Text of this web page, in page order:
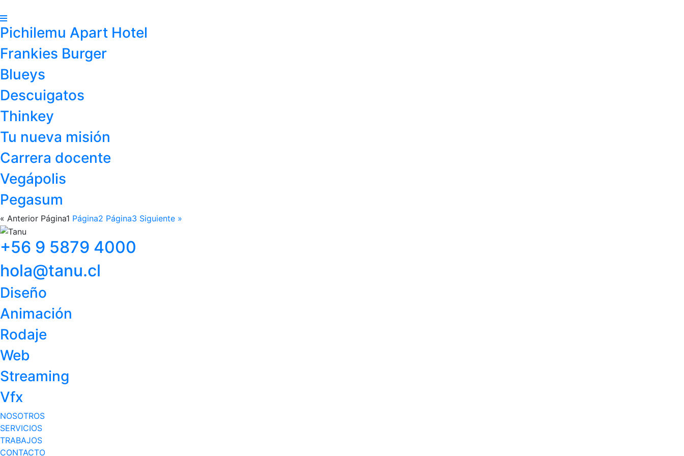
Pichilemu Apart Hotel
Frankies Burger
Blueys
Descuigatos
Thinkey
Tu nueva misión
Carrera docente
Vegápolis
Pegasum
« Anterior Página1 Página2 Página3 Siguiente »
+56 9 5879 4000
hola@tanu.cl
Diseño
Animación
Rodaje
Web
Streaming
Vfx
NOSOTROS
SERVICIOS
TRABAJOS
CONTACTO